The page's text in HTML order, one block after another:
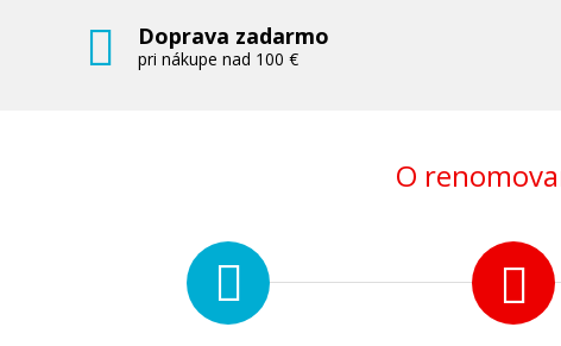
Doprava zadarmo
pri nákupe nad 100 €
O